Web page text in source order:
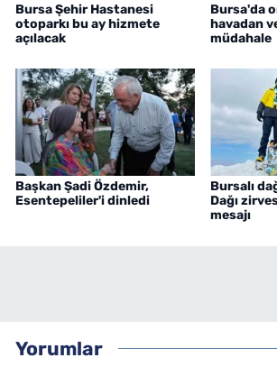
Bursa Şehir Hastanesi
otoparkı bu ay hizmete
açılacak
Bursa'da
havadan
müdahale
Başkan Şadi Özdemir,
Esentepeliler'i dinledi
Bursalı
Dağı
mesajı
Yorumlar